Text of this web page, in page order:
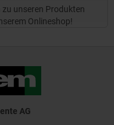
zu unseren Produkten
Onlineshop!
AG